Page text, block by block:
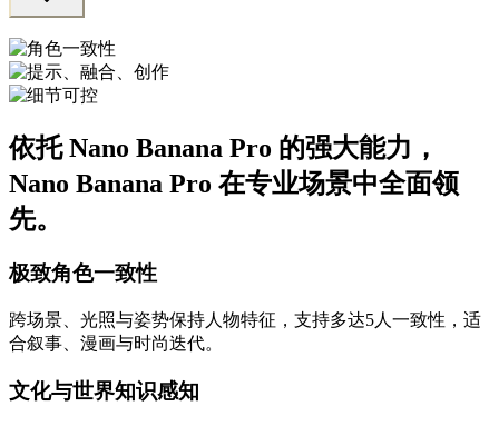
依托 Nano Banana Pro 的强大能力，
Nano Banana Pro 在专业场景中全面领
先。
极致角色一致性
跨场景、光照与姿势保持人物特征，支持多达5人一致性，适
合叙事、漫画与时尚迭代。
文化与世界知识感知